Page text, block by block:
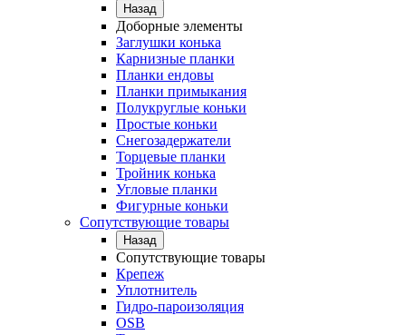
Назад
Доборные элементы
Заглушки конька
Карнизные планки
Планки ендовы
Планки примыкания
Полукруглые коньки
Простые коньки
Снегозадержатели
Торцевые планки
Тройник конька
Угловые планки
Фигурные коньки
Сопутствующие товары
Назад
Сопутствующие товары
Крепеж
Уплотнитель
Гидро-пароизоляция
OSB